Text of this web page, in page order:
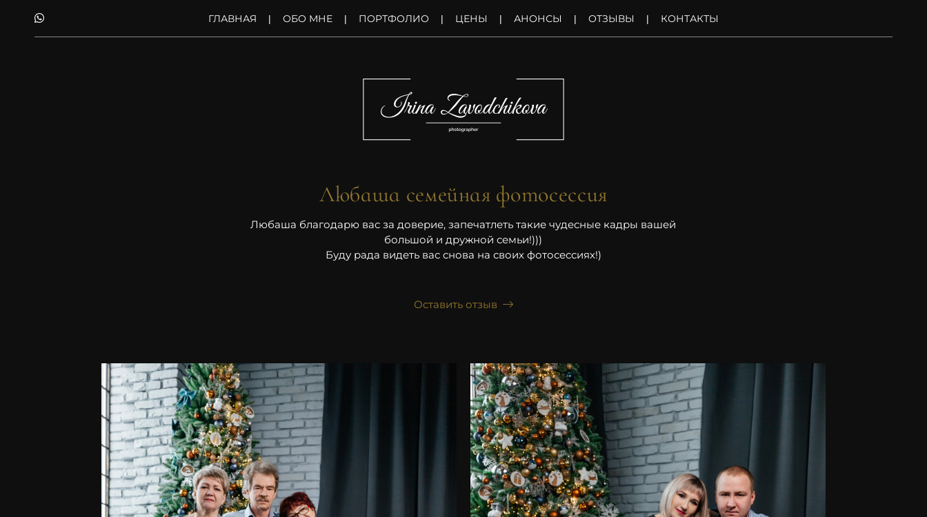
ГЛАВНАЯ ОБО МНЕ ПОРТФОЛИО ЦЕНЫ АНОНСЫ ОТЗЫВЫ КОНТАКТЫ
Любаша семейная фотосессия
Любаша благодарю вас за доверие, запечатлеть такие чудесные кадры вашей
большой и дружной семьи!)))
Буду рада видеть вас снова на своих фотосессиях!)
Оставить отзыв